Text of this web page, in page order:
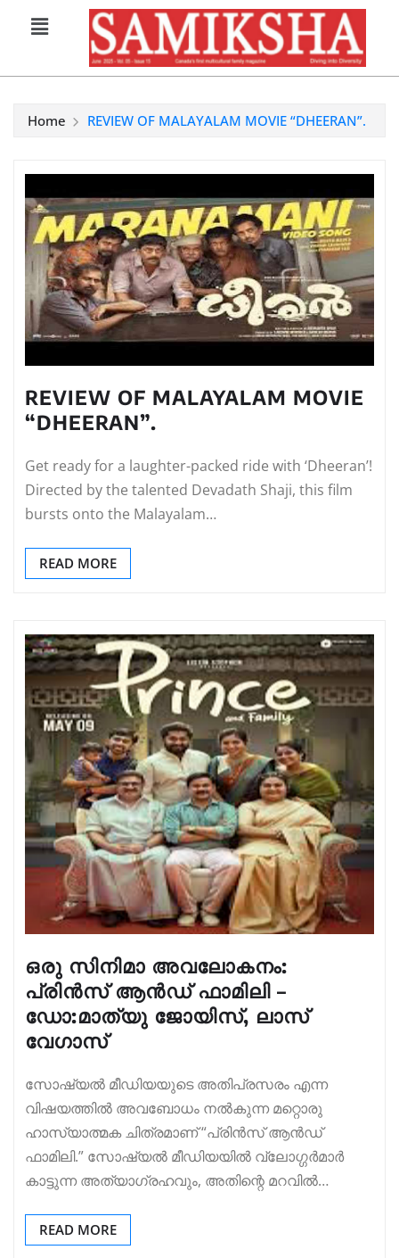
Home REVIEW OF MALAYALAM MOVIE “DHEERAN”.
REVIEW OF MALAYALAM MOVIE
“DHEERAN”.
Get ready for a laughter-packed ride with ‘Dheeran’!
Directed by the talented Devadath Shaji, this film
bursts onto the Malayalam…
READ MORE
ഒരു സിനിമാ അവലോകനം:
പ്രിൻസ് ആൻഡ് ഫാമിലി –
ഡോ:മാത്യു ജോയിസ്, ലാസ്‌
വേഗാസ്
സോഷ്യൽ മീഡിയയുടെ അതിപ്രസരം എന്ന
വിഷയത്തിൽ അവബോധം നൽകുന്ന മറ്റൊരു
ഹാസ്യാത്മക ചിത്രമാണ് “പ്രിൻസ് ആൻഡ്
ഫാമിലി.” സോഷ്യൽ മീഡിയയിൽ വ്ലോഗ്ഗർമാർ
കാട്ടുന്ന അത്യാഗ്രഹവും, അതിന്റെ മറവിൽ…
READ MORE